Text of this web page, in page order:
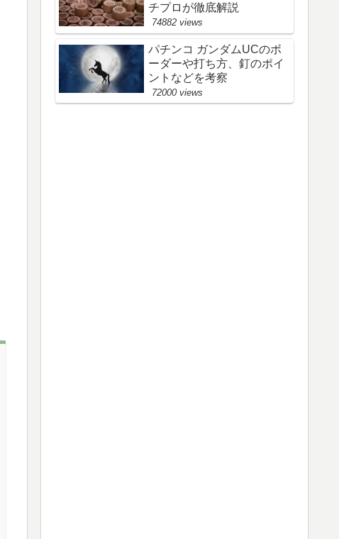
チプロが徹底解説
74882 views
パチンコ ガンダムUCのボ
ーダーや打ち方、釘のポイ
ントなどを考察
72000 views